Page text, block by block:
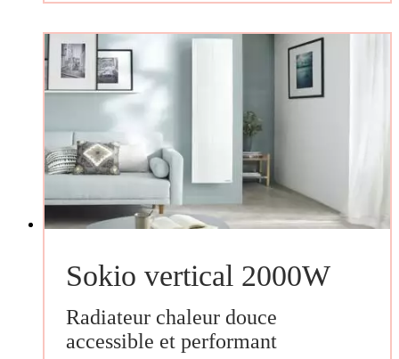
Sokio vertical 2000W
Radiateur chaleur douce
accessible et performant